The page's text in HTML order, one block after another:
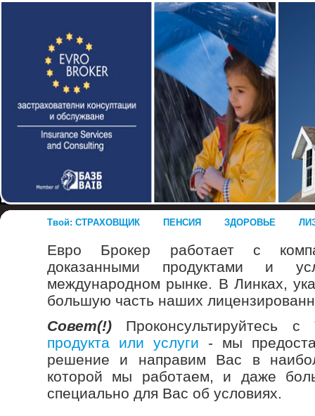
Твой: СТРАХОВЩИК ПЕНСИЯ ЗДОРОВЬЕ
Евро Брокер работает с
доказанными продуктами и
международном рынке. В Линках,
большую часть наших
Совет(!) Проконсультируйтесь с
продукта или услуги - мы
решение и направим Вас в
которой мы работаем, и даже
специально для Вас об условиях.